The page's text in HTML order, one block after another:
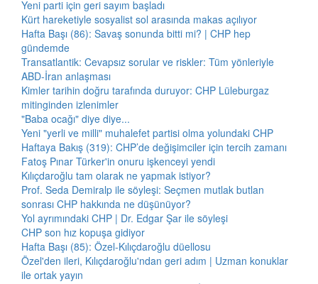
Yeni parti için geri sayım başladı
Kürt hareketiyle sosyalist sol arasında makas açılıyor
Hafta Başı (86): Savaş sonunda bitti mi? | CHP hep
gündemde
Transatlantik: Cevapsız sorular ve riskler: Tüm yönleriyle
ABD-İran anlaşması
Kimler tarihin doğru tarafında duruyor: CHP Lüleburgaz
mitinginden izlenimler
"Baba ocağı" diye diye...
Yeni "yerli ve milli" muhalefet partisi olma yolundaki CHP
Haftaya Bakış (319): CHP’de değişimciler için tercih zamanı
Fatoş Pınar Türker'in onuru işkenceyi yendi
Kılıçdaroğlu tam olarak ne yapmak istiyor?
Prof. Seda Demiralp ile söyleşi: Seçmen mutlak butlan
sonrası CHP hakkında ne düşünüyor?
Yol ayrımındaki CHP | Dr. Edgar Şar ile söyleşi
CHP son hız kopuşa gidiyor
Hafta Başı (85): Özel-Kılıçdaroğlu düellosu
Özel'den ileri, Kılıçdaroğlu'ndan geri adım | Uzman konuklar
ile ortak yayın